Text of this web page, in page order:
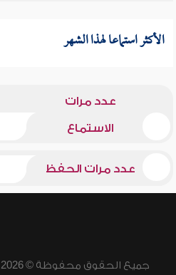
الأكثر استماعا لهذا الشهر
عدد مرات
الاستماع
عدد مرات الحفظ
جميع الحقوق محفوظة © 2026 - 1998 لشبكة إسلام ويب